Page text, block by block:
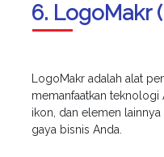
6. LogoMakr
LogoMakr adalah alat
memanfaatkan teknologi
ikon, dan elemen
gaya bisnis Anda.